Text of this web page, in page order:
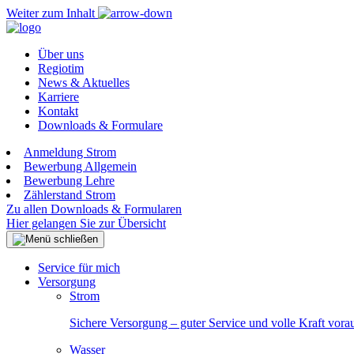
Weiter zum Inhalt
Über uns
Regiotim
News & Aktuelles
Karriere
Kontakt
Downloads & Formulare
Anmeldung Strom
Bewerbung Allgemein
Bewerbung Lehre
Zählerstand Strom
Zu allen Downloads & Formularen
Hier gelangen Sie zur Übersicht
Service für mich
Versorgung
Strom
Sichere Versorgung – guter Service und volle Kraft
Wasser